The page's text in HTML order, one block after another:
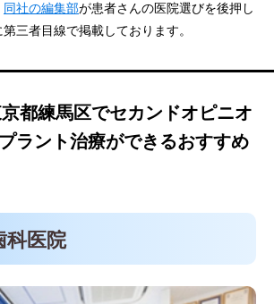
科医院
クリニック
タルオフィス
歯科クリニック
科医院
同社の編集部が患者さんの医院選びを後押し
三者目線で掲載しております。
都練馬区でセカンドオピニオ
ラント治療ができるおすすめ
科医院